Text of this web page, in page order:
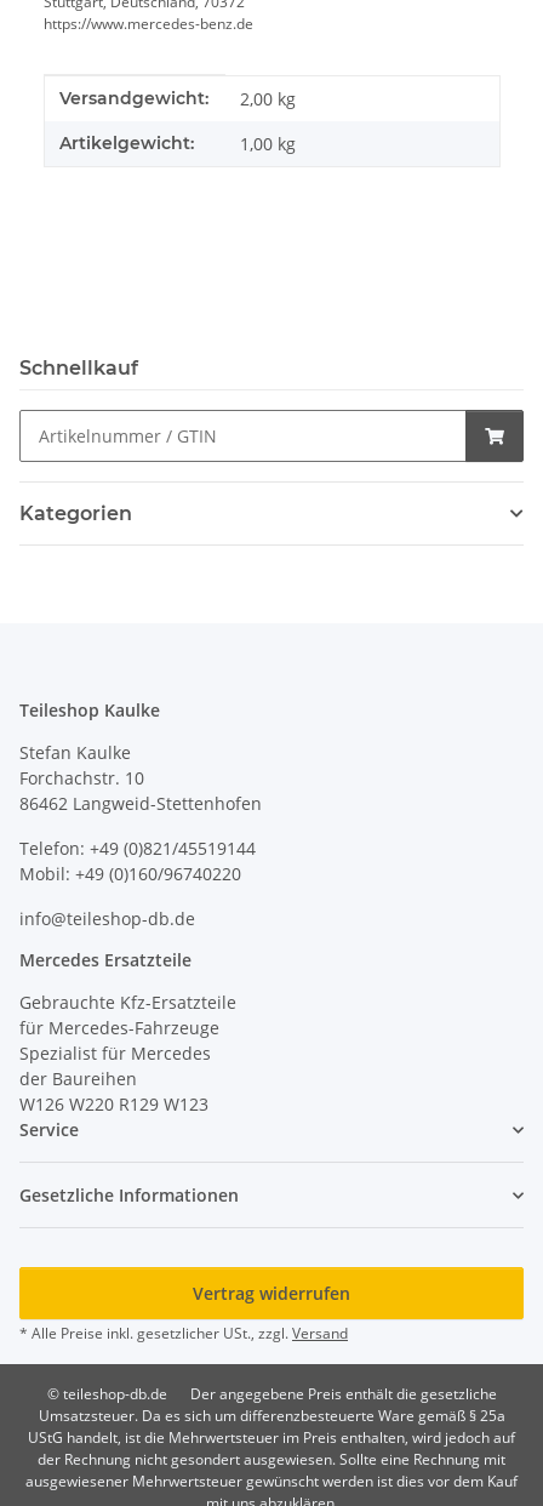
https://www.mercedes-benz.de
Produkteigenschaft
Wert
Versandgewicht: 2,00 kg
Artikelgewicht: 1,00 kg
Schnellkauf
Kategorien
Teileshop Kaulke
Stefan Kaulke
Forchachstr. 10
86462 Langweid-Stettenhofen
Telefon: +49 (0)821/45519144
Mobil: +49 (0)160/96740220
info@teileshop-db.de
Mercedes Ersatzteile
Gebrauchte Kfz-Ersatzteile
für Mercedes-Fahrzeuge
Spezialist für Mercedes
der Baureihen
W126 W220 R129 W123
Service
Gesetzliche Informationen
Vertrag widerrufen
* Alle Preise inkl. gesetzlicher USt., zzgl.Versand
© teileshop-db.de
Der angegebene Preis enthält die gesetzliche
Umsatzsteuer. Da es sich um differenzbesteuerte Ware gemäß § 25a
UStG handelt, ist die Mehrwertsteuer im Preis enthalten, wird jedoch auf
der Rechnung nicht gesondert ausgewiesen. Sollte eine Rechnung mit
ausgewiesener Mehrwertsteuer gewünscht werden ist dies vor dem Kauf